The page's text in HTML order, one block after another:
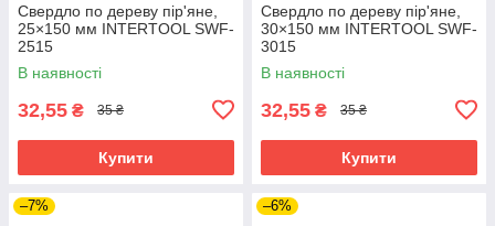
Свердло по дереву пір'яне,
25×150 мм INTERTOOL SWF-
2515
В наявності
32,55 ₴ 35 ₴
Купити
Свердло по дереву пір'яне,
30×150 мм INTERTOOL SWF-
3015
В наявності
32,55 ₴ 35 ₴
Купити
–7% –6%